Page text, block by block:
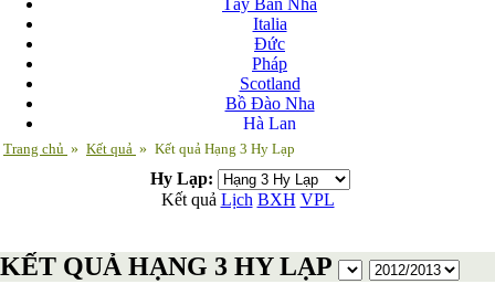
Italia
Đức
Pháp
Scotland
Bồ Đào Nha
Hà Lan
Nga
Albania
Andorra
Armenia
Belarus
Bosnia-Herzgovina
Trang chủ » Kết quả » Kết quả Hạng 3 Hy Lạp
Hy Lạp:
Kết quả Lịch BXH VPL
KẾT QUẢ HẠNG 3 HY LẠP